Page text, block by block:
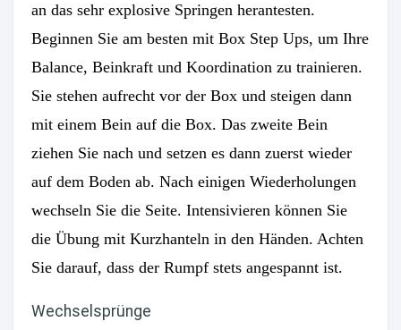
an das sehr explosive Springen herantesten.
Beginnen Sie am besten mit Box Step Ups, um Ihre
Balance, Beinkraft und Koordination zu trainieren.
Sie stehen aufrecht vor der Box und steigen dann
mit einem Bein auf die Box. Das zweite Bein
ziehen Sie nach und setzen es dann zuerst wieder
auf dem Boden ab. Nach einigen Wiederholungen
wechseln Sie die Seite. Intensivieren können Sie
die Übung mit Kurzhanteln in den Händen. Achten
Sie darauf, dass der Rumpf stets angespannt ist.
Wechselsprünge